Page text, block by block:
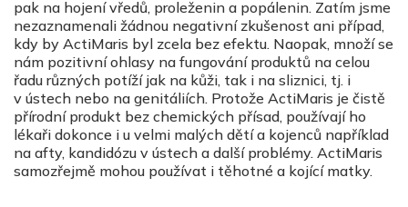
pak na hojení vředů, proleženin a popálenin. Zatím jsme
nezaznamenali žádnou negativní zkušenost ani případ,
kdy by ActiMaris byl zcela bez efektu. Naopak, množí se
nám pozitivní ohlasy na fungování produktů na celou
řadu různých potíží jak na kůži, tak i na sliznici, tj. i
v ústech nebo na genitáliích. Protože ActiMaris je čistě
přírodní produkt bez chemických přísad, používají ho
lékaři dokonce i u velmi malých dětí a kojenců například
na afty, kandidózu v ústech a další problémy. ActiMaris
samozřejmě mohou používat i těhotné a kojící matky.